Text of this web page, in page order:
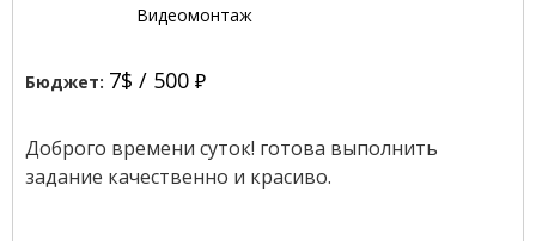
Видеомонтаж
Бюджет: 7$ / 500
Доброго времени суток! готова выполнить
задание качественно и красиво.